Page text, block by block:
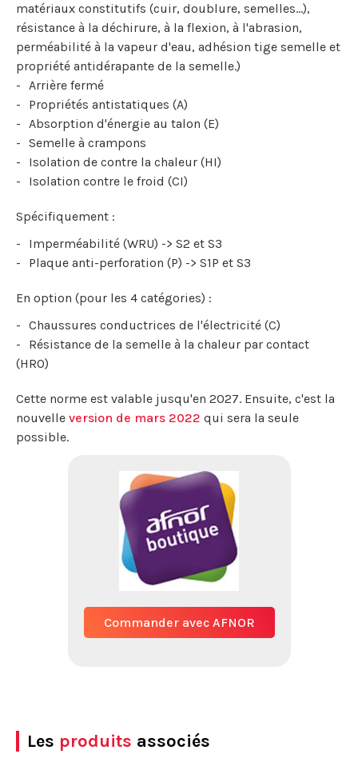
matériaux constitutifs (cuir, doublure, semelles…),
résistance à la déchirure, à la flexion, à l'abrasion,
perméabilité à la vapeur d'eau, adhésion tige semelle et
propriété antidérapante de la semelle.)
Arrière fermé
Propriétés antistatiques (A)
Absorption d'énergie au talon (E)
Semelle à crampons
Isolation de contre la chaleur (HI)
Isolation contre le froid (CI)
Spécifiquement :
Imperméabilité (WRU) -> S2 et S3
Plaque anti-perforation (P) -> S1P et S3
En option (pour les 4 catégories) :
Chaussures conductrices de l'électricité (C)
Résistance de la semelle à la chaleur par contact
(HRO)
Cette norme est valable jusqu'en 2027. Ensuite, c'est la
nouvelle version de mars 2022 qui sera la seule
possible.
Commander avec AFNOR
Les produits associés